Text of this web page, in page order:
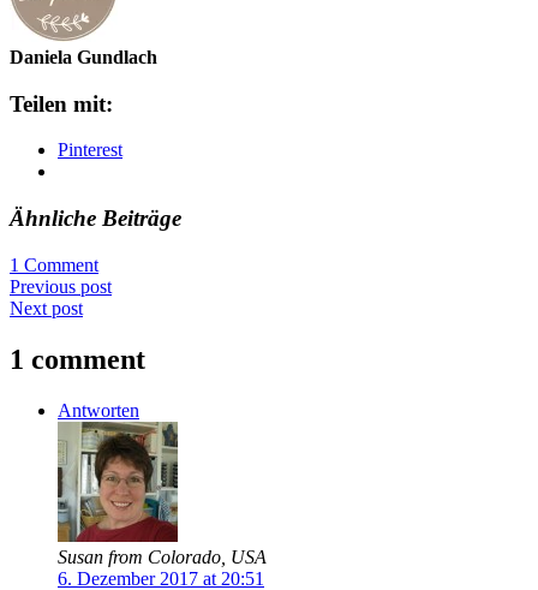
Daniela Gundlach
Teilen mit:
Pinterest
Ähnliche Beiträge
1 Comment
Previous post
Next post
1 comment
Antworten
Susan from Colorado, USA
6. Dezember 2017 at 20:51